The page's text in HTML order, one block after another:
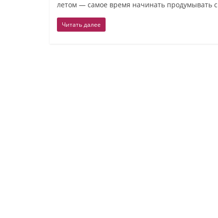
женщины
летом — самое время начинать продумывать
Читать далее